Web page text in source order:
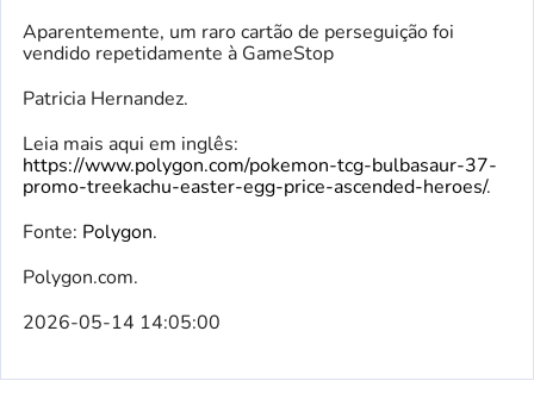
Aparentemente, um raro cartão de perseguição foi
vendido repetidamente à GameStop
Patricia Hernandez.
Leia mais aqui em inglês:
https://www.polygon.com/pokemon-tcg-bulbasaur-37-
promo-treekachu-easter-egg-price-ascended-heroes/.
Fonte: Polygon.
Polygon.com.
2026-05-14 14:05:00